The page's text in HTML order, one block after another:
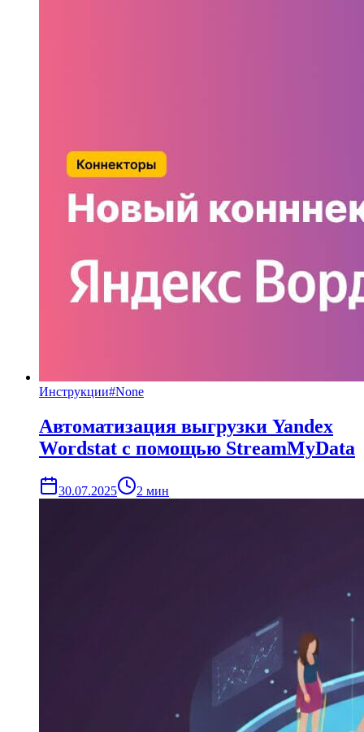
Инструкции#None
Автоматизация выгрузки Yandex
Wordstat с помощью StreamMyData
30.07.2025 2 мин